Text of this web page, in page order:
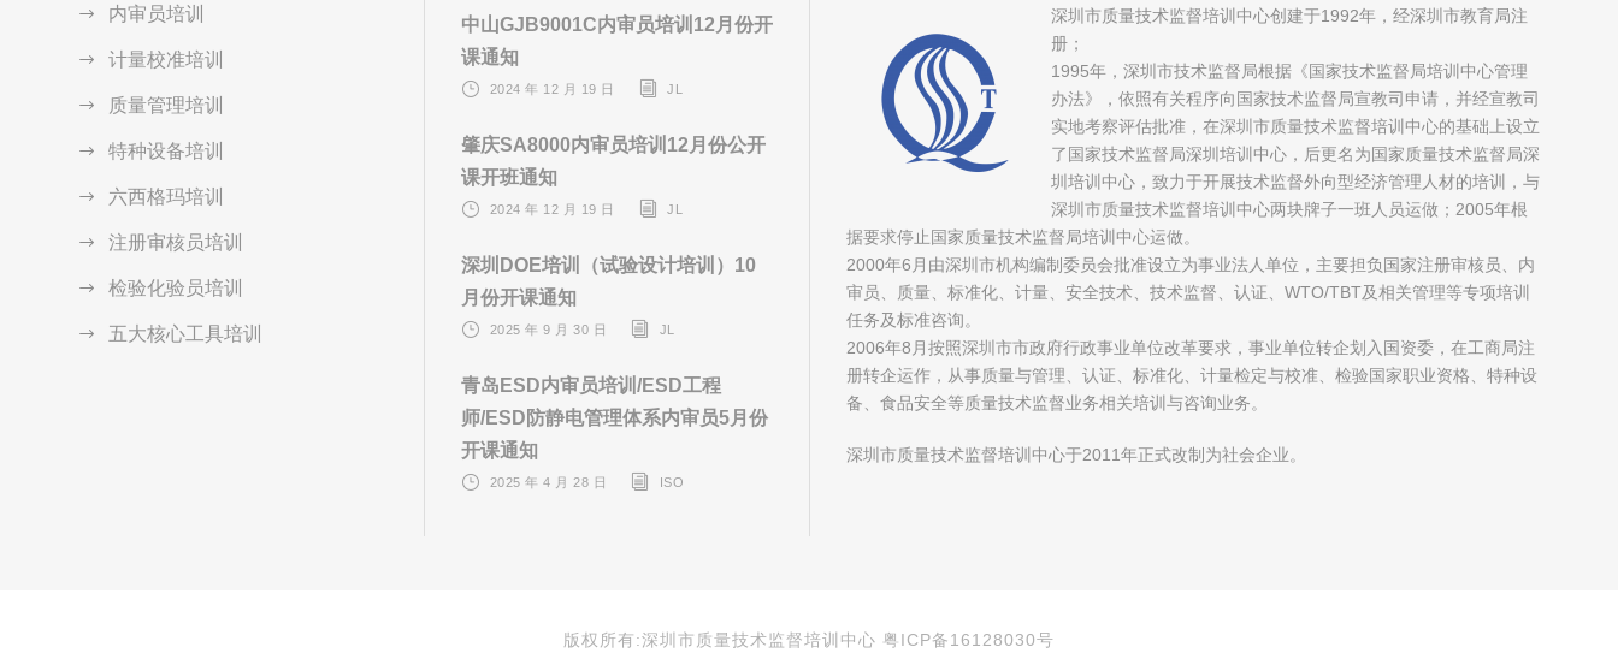
内审员培训
计量校准培训
质量管理培训
特种设备培训
六西格玛培训
注册审核员培训
检验化验员培训
五大核心工具培训
中山GJB9001C内审员培训12月份开
课通知
2024 年 12 月 19 日 JL
肇庆SA8000内审员培训12月份公开
课开班通知
2024 年 12 月 19 日 JL
深圳DOE培训（试验设计培训）10
月份开课通知
2025 年 9 月 30 日 JL
青岛ESD内审员培训/ESD工程
师/ESD防静电管理体系内审员5月份
开课通知
2025 年 4 月 28 日 ISO
深圳市质量技术监督培训中心创建于1992年，经深圳市教育局注
册；
1995年，深圳市技术监督局根据《国家技术监督局培训中心管理
办法》，依照有关程序向国家技术监督局宣教司申请，并经宣教司
实地考察评估批准，在深圳市质量技术监督培训中心的基础上设立
了国家技术监督局深圳培训中心，后更名为国家质量技术监督局深
圳培训中心，致力于开展技术监督外向型经济管理人材的培训，与
深圳市质量技术监督培训中心两块牌子一班人员运做；2005年根
据要求停止国家质量技术监督局培训中心运做。
2000年6月由深圳市机构编制委员会批准设立为事业法人单位，主要担负国家注册审核员、内
审员、质量、标准化、计量、安全技术、技术监督、认证、WTO/TBT及相关管理等专项培训
任务及标准咨询。
2006年8月按照深圳市市政府行政事业单位改革要求，事业单位转企划入国资委，在工商局注
册转企运作，从事质量与管理、认证、标准化、计量检定与校准、检验国家职业资格、特种设
备、食品安全等质量技术监督业务相关培训与咨询业务。
深圳市质量技术监督培训中心于2011年正式改制为社会企业。
版权所有:深圳市质量技术监督培训中心 粤ICP备16128030号